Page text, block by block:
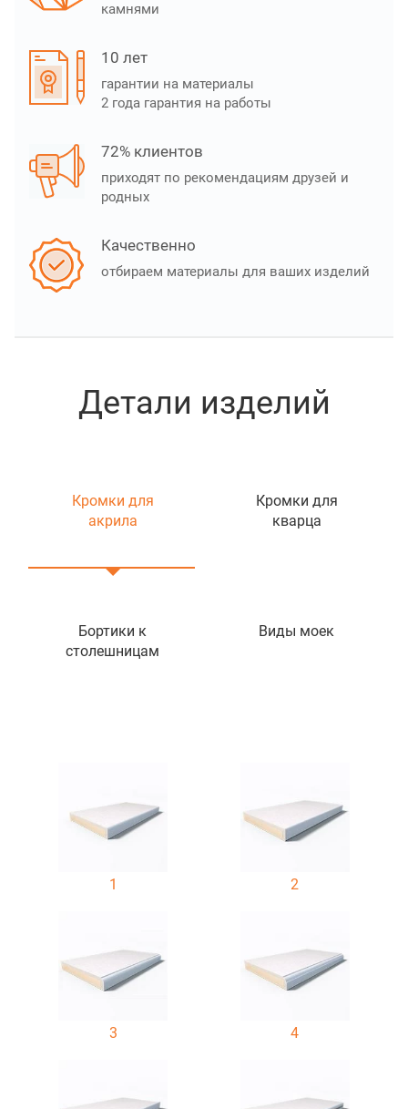
камнями
10 лет
гарантии на материалы
2 года гарантия на работы
72% клиентов
приходят по рекомендациям друзей и
родных
Качественно
отбираем материалы для ваших изделий
Детали изделий
Кромки для
акрила
Кромки для
кварца
Бортики к
столешницам
Виды моек
1 2
3 4